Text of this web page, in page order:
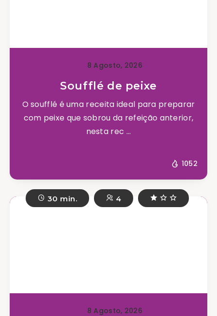
8 Agosto, 2026
Soufflé de peixe
O soufflé é uma receita ideal para preparar
com peixe que sobrou da refeição anterior,
nesta rec ...
1052
30 min. 4
8 Agosto, 2026